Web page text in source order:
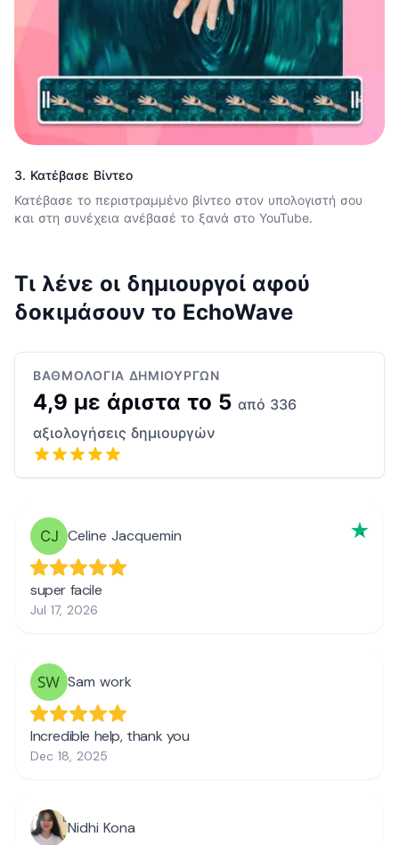
3. Κατέβασε Βίντεο
Κατέβασε το περιστραμμένο βίντεο στον υπολογιστή σου
και στη συνέχεια ανέβασέ το ξανά στο YouTube.
Τι λένε οι δημιουργοί αφού
δοκιμάσουν το EchoWave
ΒΑΘΜΟΛΟΓΊΑ ΔΗΜΙΟΥΡΓΏΝ
4,9 με άριστα το 5 από 336
αξιολογήσεις δημιουργών